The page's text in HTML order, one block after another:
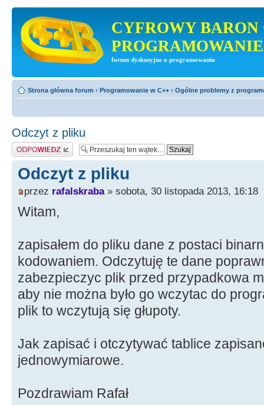
CYFROWY BARON
PROGRAMOWANIE
forum dyskusyjne o programowaniu
Strona główna forum ‹ Programowanie w C++ ‹ Ogólne problemy z
Odczyt z pliku
Odpowiedz
Odczyt z pliku
przez rafalskraba» sobota, 30 listopada 2013, 16:18
Witam,
zapisałem do pliku dane z postaci
kodowaniem. Odczytuję te dane
zabezpieczyc plik przed przypadkowa
aby nie można było go wczytac do
plik to wczytują się głupoty.
Jak zapisać i otczytywać tablice
jednowymiarowe.
Pozdrawiam Rafał